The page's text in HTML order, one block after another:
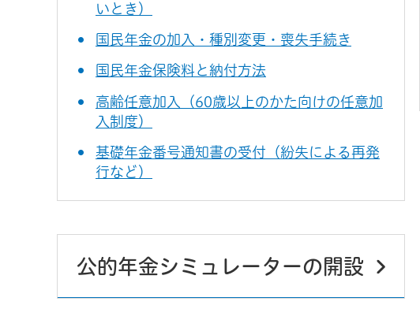
いとき）
国民年金の加入・種別変更・喪失手続き
国民年金保険料と納付方法
高齢任意加入（60歳以上のかた向けの任意加
入制度）
基礎年金番号通知書の受付（紛失による再発
行など）
公的年金シミュレーターの開設